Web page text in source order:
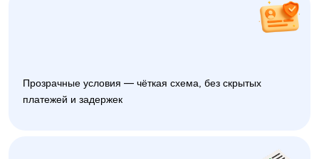
Прозрачные условия — чёткая схема, без скрытых
платежей и задержек